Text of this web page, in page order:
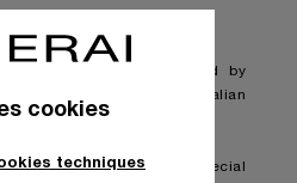
has been released by
blending the brand’s Italian
watchmaking practices.
Geneva Boutique Special
cookies
techniques